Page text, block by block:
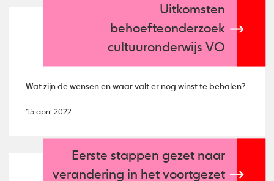
Uitkomsten
behoefteonderzoek
cultuuronderwijs VO
Wat zijn de wensen en waar valt er nog winst te behalen?
15 april 2022
Eerste stappen gezet naar
verandering in het voortgezet